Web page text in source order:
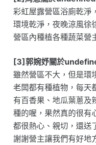
彩虹屋露營區浴廁乾淨
環境乾淨，夜晚涼風徐
營區內種植各種蔬菜營
[3]郭婉妤關於
雖然營區不大，但是環
老闆都有種植物，每天
有百香果、地瓜葉蔥及
種的喔，果然真的很有
都很熱心、親切，還
謝謝營主讓我們有好地